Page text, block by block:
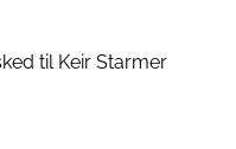
til Keir Starmer